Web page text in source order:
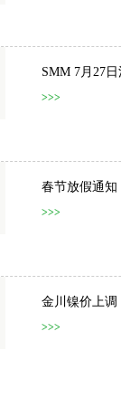
SMM 7月27
>>>
春节放假通知
>>>
金川镍价上调
>>>